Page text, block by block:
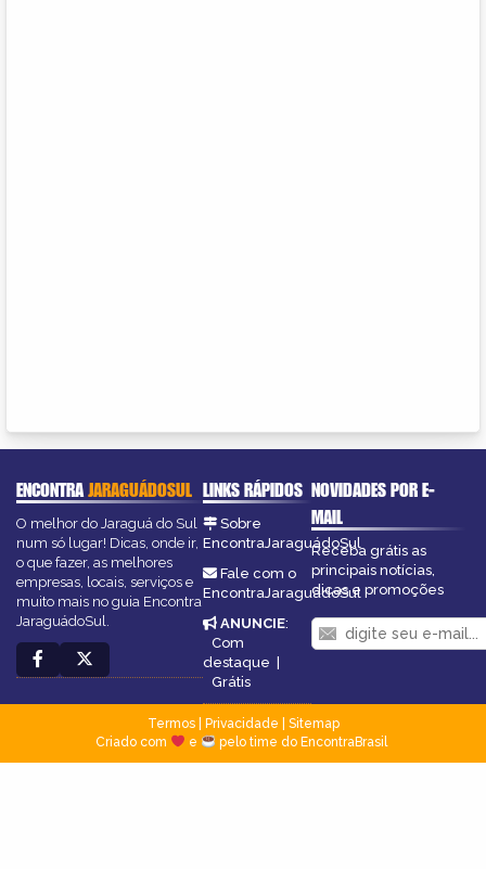
ENCONTRAJARAGUÁDOSUL
O melhor do Jaraguá do Sul
num só lugar! Dicas, onde ir,
o que fazer, as melhores
empresas, locais, serviços e
muito mais no guia Encontra
JaraguádoSul.
LINKS RÁPIDOS
Sobre
EncontraJaraguádoSul
Fale com o
EncontraJaraguádoSul
ANUNCIE:
Com
destaque |
Grátis
NOVIDADES POR E-
MAIL
Receba grátis as
principais notícias,
dicas e promoções
Termos| Privacidade
Sitemap
Criado com
e pelo time do EncontraBrasil